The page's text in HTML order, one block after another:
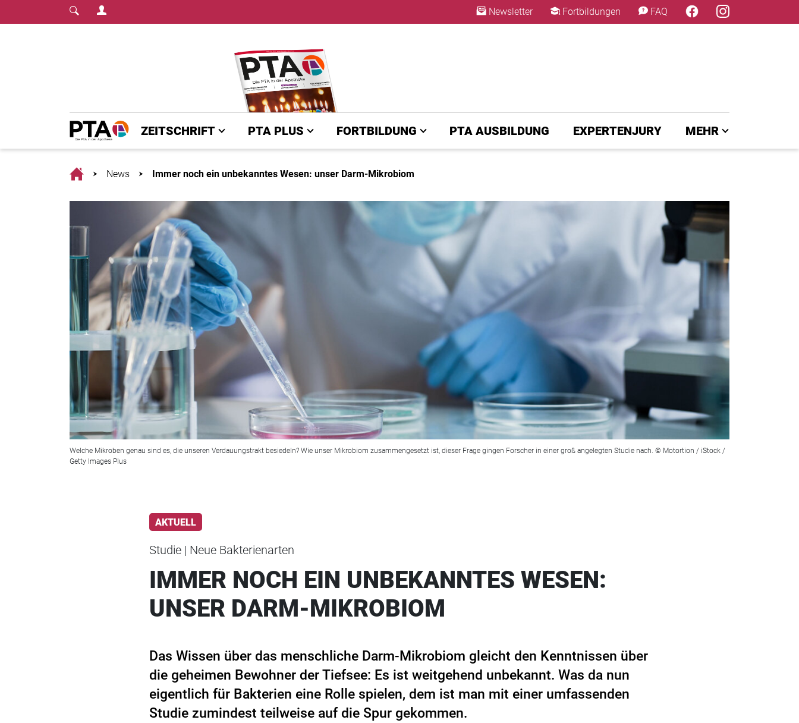
Login Menu Newsletter Fortbildungen FAQ
Home
ZEITSCHRIFT PTA PLUS FORTBILDUNG PTA AUSBILDUNG EXPERTENJURY MEHR
HomeNews Immer noch ein unbekanntes Wesen: unser Darm-Mikrobiom
Welche Mikroben genau sind es, die unseren Verdauungstrakt besiedeln? Wie unser Mikrobiom zusammengesetzt ist, dieser Frage gingen Forscher in einer groß angelegten Studie nach. © Motortion / iStock /
Getty Images Plus
AKTUELL
Studie | Neue Bakterienarten
IMMER NOCH EIN UNBEKANNTES WESEN:
UNSER DARM-MIKROBIOM
Das Wissen über das menschliche Darm-Mikrobiom gleicht den Kenntnissen über
die geheimen Bewohner der Tiefsee: Es ist weitgehend unbekannt. Was da nun
eigentlich für Bakterien eine Rolle spielen, dem ist man mit einer umfassenden
Studie zumindest teilweise auf die Spur gekommen.
×